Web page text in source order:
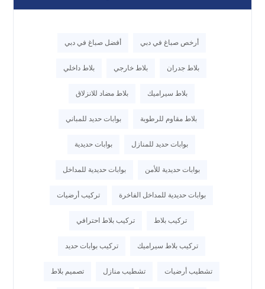
أرخص صباغ في دبي أفضل صباغ في دبي
بلاط جدران بلاط خارجي بلاط داخلي
بلاط سيراميك بلاط مضاد للانزلاق
بلاط مقاوم للرطوبة بوابات حديد للمباني
بوابات حديد للمنازل بوابات حديدية
بوابات حديدية للأمن بوابات حديدية للمداخل
بوابات حديدية للمداخل الفاخرة تركيب أرضيات
تركيب بلاط تركيب بلاط احترافي
تركيب بلاط سيراميك تركيب بوابات حديد
تشطيب أرضيات تشطيب منازل تصميم بلاط